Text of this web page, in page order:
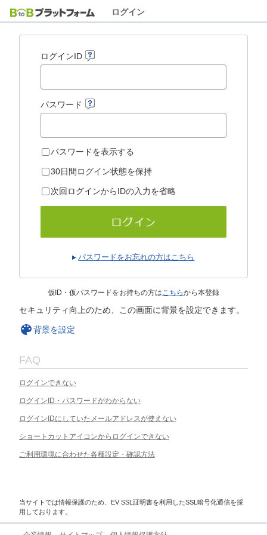
ログイン
ログインID
パスワード
パスワードを表示する
30日間ログイン状態を保持
次回ログインからIDの入力を省略
パスワードをお忘れの方はこちら
仮ID・仮パスワードをお持ちの方はこちらから本登録
セキュリティ向上のため、この画面に背景を設定できます。
背景を設定
FAQ
ログインできない
ログインID・パスワードがわからない
ログインIDにしていたメールアドレスが使えない
ショートカットアイコンからログインできない
ご利用環境に合わせた各種設定・確認方法
当サイトでは情報保護のため、EV SSL証明書を利用したSSL暗号化通信を採
用しております。